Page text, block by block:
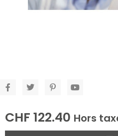
CHF 122.40 Hors